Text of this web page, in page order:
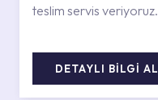
teslim servis veriyoruz.
DETAYLI BİLGİ AL